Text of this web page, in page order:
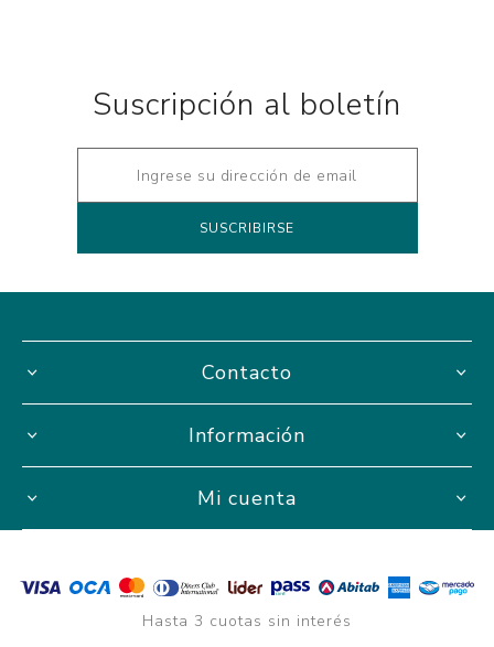
Suscripción al boletín
Contacto
Información
Mi cuenta
Hasta 3 cuotas sin interés